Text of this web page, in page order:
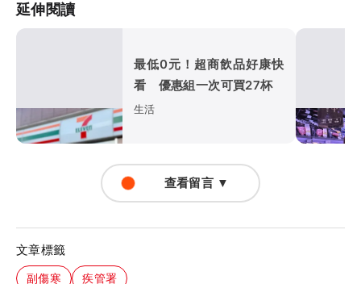
延伸閱讀
最低0元！超商飲品好康快
看 優惠組一次可買27杯
生活
查看留言 ▼
文章標籤
副傷寒 疾管署